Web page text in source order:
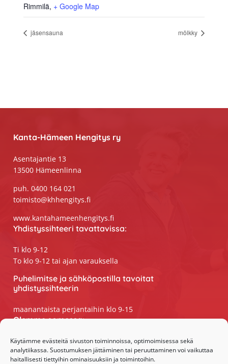
Käytämme evästeitä sivuston toiminnoissa, optimoimisessa sekä
analytiikassa. Suostumuksen jättäminen tai peruuttaminen voi vaikuttaa
haitallisesti tiettyihin ominaisuuksiin ja toimintoihin.
Rimmilä, + Google Map
jäsensauna mölkky
Kanta-Hämeen Hengitys ry
Asentajantie 13
13500 Hämeenlinna
puh. 0400 164 021
toimisto@khhengitys.fi
www.kantahameenhengitys.fi
Yhdistyssihteeri tavattavissa:
Ti klo 9-12
To klo 9-12 tai ajan varauksella
Puhelimitse ja sähköpostilla tavoitat
yhdistyssihteerin
maanantaista perjantaihin klo 9-15
Olemme somessa:
Facebook
Instagram